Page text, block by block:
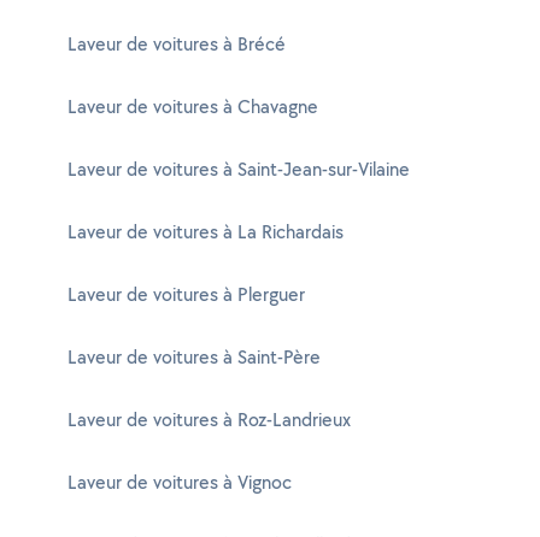
Laveur de voitures à Brécé
Laveur de voitures à Chavagne
Laveur de voitures à Saint-Jean-sur-Vilaine
Laveur de voitures à La Richardais
Laveur de voitures à Plerguer
Laveur de voitures à Saint-Père
Laveur de voitures à Roz-Landrieux
Laveur de voitures à Vignoc